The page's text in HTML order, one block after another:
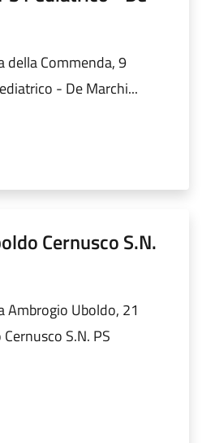
della Commenda, 9
- De Marchi...
Cernusco S.N.
Ambrogio Uboldo, 21
S.N. PS